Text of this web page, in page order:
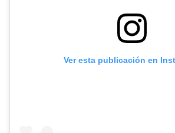
Ver esta publicación en